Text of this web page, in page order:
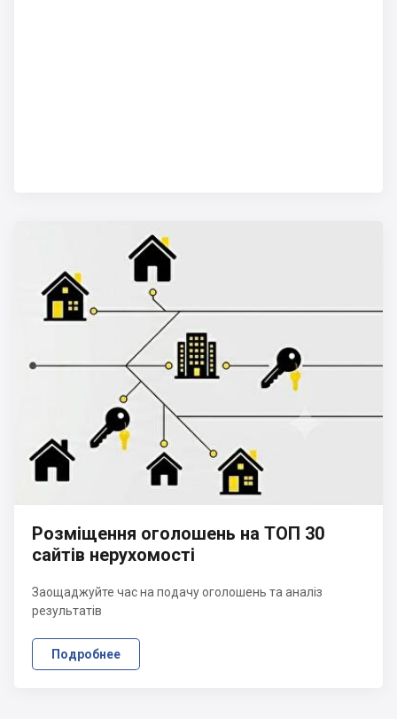
Розміщення оголошень на ТОП 30
сайтів нерухомості
Заощаджуйте час на подачу оголошень та аналіз
результатів
Подробнее